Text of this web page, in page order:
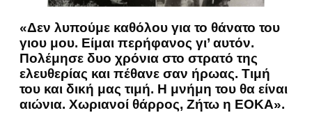
«Δεν λυπούμε καθόλου για το θάνατο του
γιου μου. Είμαι περήφανος γι’ αυτόν.
Πολέμησε δυο χρόνια στο στρατό της
ελευθερίας και πέθανε σαν ήρωας. Τιμή
του και δική μας τιμή. Η μνήμη του θα είναι
αιώνια. Χωριανοί θάρρος, Ζήτω η ΕΟΚΑ».